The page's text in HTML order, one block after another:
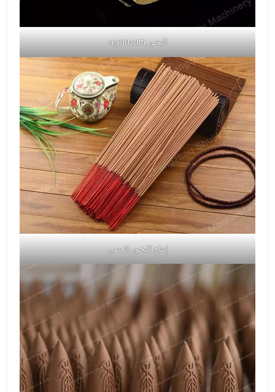
البخور agarbatti
إنتاج البخور العصي